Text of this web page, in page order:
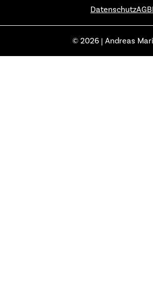
DatenschutzAGB
© 2026 | Andreas